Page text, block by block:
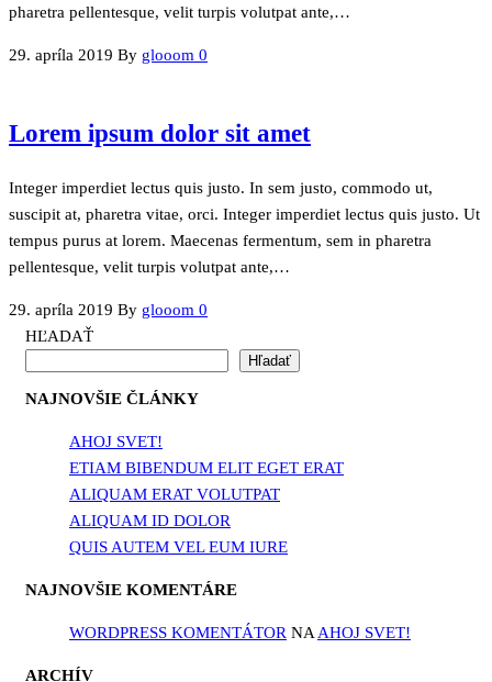
pharetra pellentesque, velit turpis volutpat ante,…
29. apríla 2019 By glooom 0
Lorem ipsum dolor sit amet
Integer imperdiet lectus quis justo. In sem justo, commodo ut,
suscipit at, pharetra vitae, orci. Integer imperdiet lectus quis justo. Ut
tempus purus at lorem. Maecenas fermentum, sem in pharetra
pellentesque, velit turpis volutpat ante,…
29. apríla 2019 By glooom 0
HĽADAŤ
Hľadať
NAJNOVŠIE ČLÁNKY
AHOJ SVET!
ETIAM BIBENDUM ELIT EGET ERAT
ALIQUAM ERAT VOLUTPAT
ALIQUAM ID DOLOR
QUIS AUTEM VEL EUM IURE
NAJNOVŠIE KOMENTÁRE
WORDPRESS KOMENTÁTOR NAAHOJ SVET!
ARCHÍV